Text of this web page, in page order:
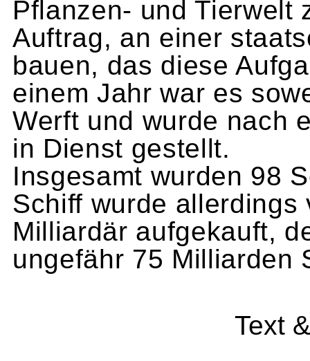
Pflanzen- und Tierwelt
Auftrag, an einer
bauen, das diese
einem Jahr war es
Werft und wurde nach
in Dienst gestellt.
Insgesamt wurden 98
Schiff wurde
Milliardär aufgekauft,
ungefähr 75 Mil­liarden
Text